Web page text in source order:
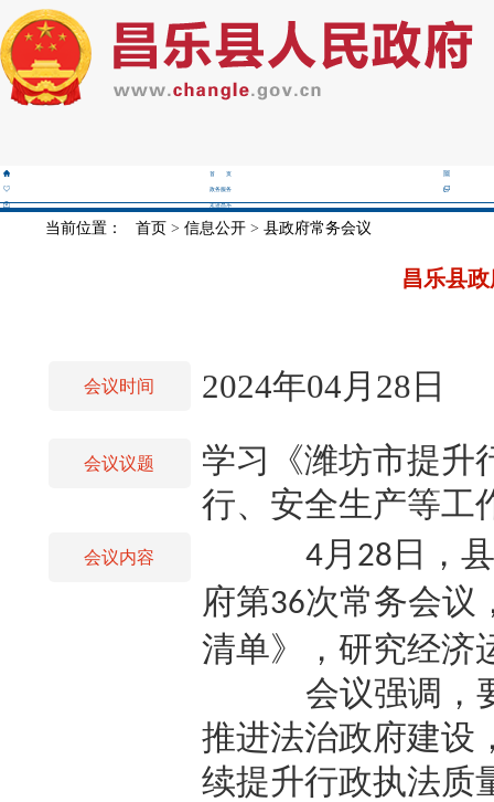
首 页
政务服务
走进昌乐
当前位置： 首页 > 信息公开> 县政府常务会议
昌乐县
会议时间 2024年04月28日
会议议题
学习《潍坊市提升
行、安全生产等工
会议内容 4月 28 日，
府第36次常务会议
清单》，研究经济
会议强调，
推进法治政府建设
续提升行政执法质